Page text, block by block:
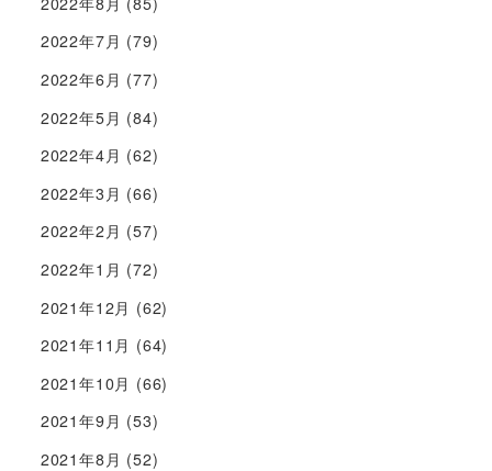
2022年7月 (79)
2022年6月 (77)
2022年5月 (84)
2022年4月 (62)
2022年3月 (66)
2022年2月 (57)
2022年1月 (72)
2021年12月 (62)
2021年11月 (64)
2021年10月 (66)
2021年9月 (53)
2021年8月 (52)